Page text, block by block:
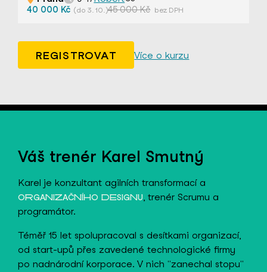
40 000 Kč (do 3. 10.)45 000 Kč bez DPH
REGISTROVAT Více o kurzu
Váš trenér Karel Smutný
Karel je konzultant agilních transformací a
ORGANIZAČNÍHO DESIGNU, trenér Scrumu a
programátor.
Téměř 15 let spolupracoval s desítkami organizací,
od start-upů přes zavedené technologické firmy
po nadnárodní korporace. V nich "zanechal stopu"